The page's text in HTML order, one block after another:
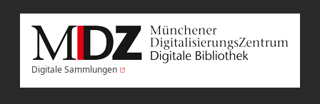
Digitale Sammlungen